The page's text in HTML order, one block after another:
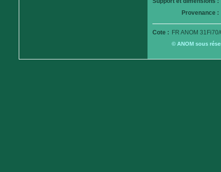
Provenance :
Cote : FR ANOM
© ANOM sous